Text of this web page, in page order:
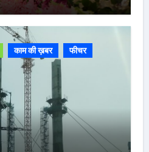
काम की ख़बर फीचर